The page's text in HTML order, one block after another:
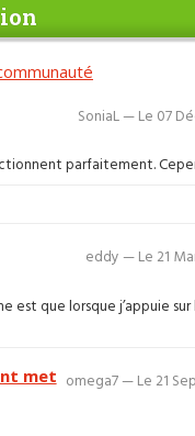
SoniaL — Le 07
parfaitement.
eddy — Le 21
est que lorsque j’appuie
omega7 — Le 21
met